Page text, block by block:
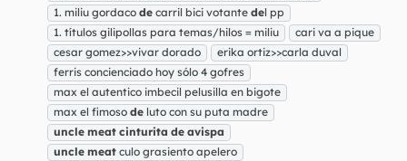
1. miliu gordaco de carril bici votante del pp
1. títulos gilipollas para temas/hilos = miliu
cari va a pique
cesar gomez>>vivar dorado
erika ortiz>>carla duval
ferris concienciado hoy sólo 4 gofres
max el autentico imbecil pelusilla en bigote
max el fimoso de luto con su puta madre
uncle meat cinturita de avispa
uncle meat culo grasiento apelero